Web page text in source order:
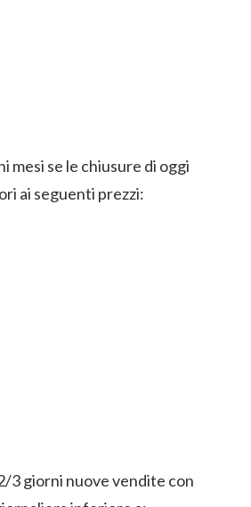
mesi se le chiusure di oggi
ai seguenti prezzi:
3 giorni nuove vendite con